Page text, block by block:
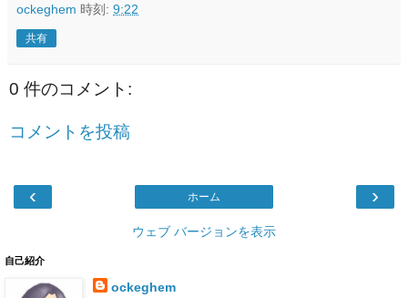
ockeghem 時刻: 9:22
共有
0 件のコメント:
コメントを投稿
‹ ›
ホーム
ウェブ バージョンを表示
自己紹介
ockeghem